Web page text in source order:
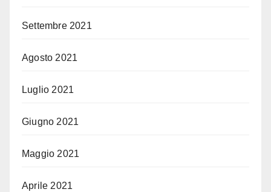
Settembre 2021
Agosto 2021
Luglio 2021
Giugno 2021
Maggio 2021
Aprile 2021